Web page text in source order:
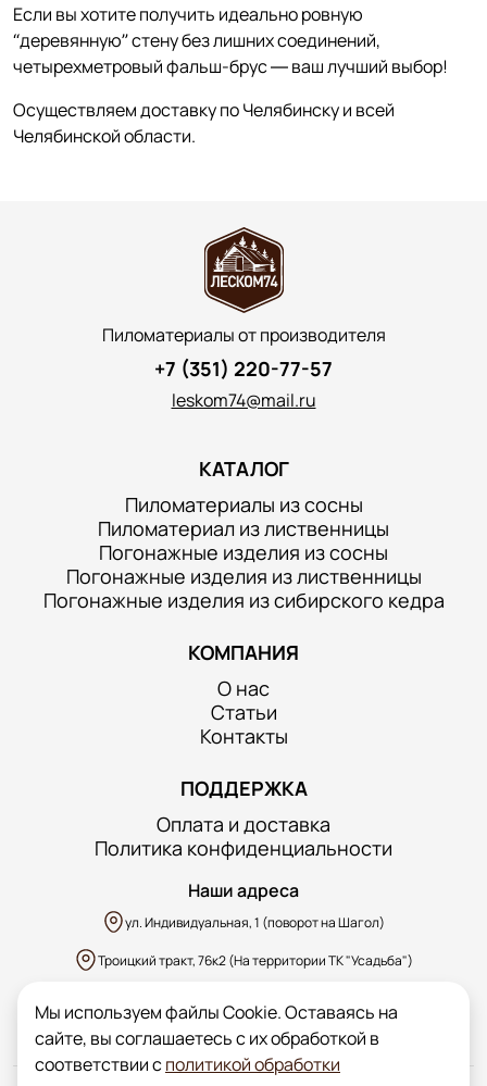
Если вы хотите получить идеально ровную
“деревянную” стену без лишних соединений,
четырехметровый фальш-брус — ваш лучший выбор!
Осуществляем доставку по Челябинску и всей
Челябинской области.
Пиломатериалы от производителя
+7 (351) 220-77-57
leskom74@mail.ru
КАТАЛОГ
Пиломатериалы из сосны
Пиломатериал из лиственницы
Погонажные изделия из сосны
Погонажные изделия из лиственницы
Погонажные изделия из сибирского кедра
КОМПАНИЯ
О нас
Статьи
Контакты
ПОДДЕРЖКА
Оплата и доставка
Политика конфиденциальности
Наши адреса
ул. Индивидуальная, 1 (поворот на Шагол)
Троицкий тракт, 76к2 (На территории ТК "Усадьба")
Мы используем файлы Cookie. Оставаясь на
сайте, вы соглашаетесь с их обработкой в
соответствии сполитикой обработки